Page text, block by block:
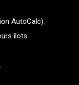
AutoCalc).
îlots.